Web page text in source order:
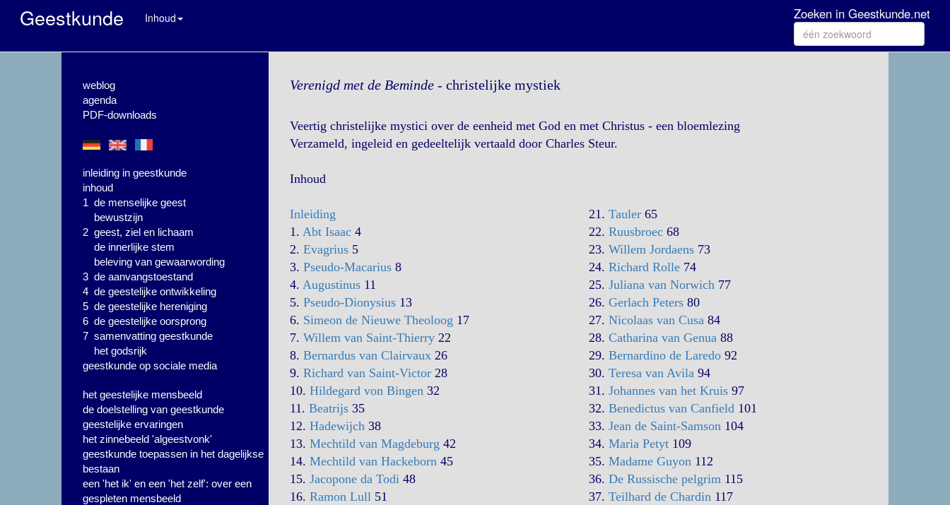
Geestkunde Inhoud Zoeken in Geestkunde.net
weblog
agenda
PDF-downloads
inleiding in geestkunde
inhoud
1 de menselijke geest
bewustzijn
2 geest, ziel en lichaam
de innerlijke stem
beleving van gewaarwording
3 de aanvangstoestand
4 de geestelijke ontwikkeling
5 de geestelijke hereniging
6 de geestelijke oorsprong
7 samenvatting geestkunde
het godsrijk
geestkunde op sociale media
het geestelijke mensbeeld
de doelstelling van geestkunde
geestelijke ervaringen
het zinnebeeld 'algeestvonk'
geestkunde toepassen in het dagelijkse
bestaan
een 'het ik' en een 'het zelf': over een
gespleten mensbeeld
Verenigd met de Beminde- christelijke mystiek
Veertig christelijke mystici over de eenheid met God en met Christus - een bloemlezing
Verzameld, ingeleid en gedeeltelijk vertaald door Charles Steur.
Inhoud
Inleiding
1. Abt Isaac4
2. Evagrius5
3. Pseudo-Macarius8
4. Augustinus11
5. Pseudo-Dionysius13
6. Simeon de Nieuwe Theoloog 17
7. Willem van Saint-Thierry22
8. Bernardus van Clairvaux26
9. Richard van Saint-Victor28
10. Hildegard von Bingen32
11. Beatrijs35
12. Hadewijch38
13. Mechtild van Magdeburg 42
14. Mechtild van Hackeborn45
15. Jacopone da Todi48
16. Ramon Lull51
21.Tauler 65
22.Ruusbroec 68
23.Willem Jordaens 73
24.Richard Rolle 74
25.Juliana van Norwich 77
26.Gerlach Peters 80
27.Nicolaas van Cusa 84
28.Catharina van Genua 88
29.Bernardino de Laredo 92
30.Teresa van Avila 94
31.Johannes van het Kruis 97
32.Benedictus van Canfield 101
33.Jean de Saint-Samson 104
34.Maria Petyt 109
35.Madame Guyon 112
36.De Russische pelgrim 115
37.Teilhard de Chardin 117